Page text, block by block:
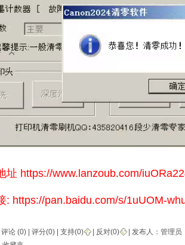
址 https://www.lanzoub.com/
: https://pan.baidu.com/s/1uUOM-
评论 (0) | 评分(0) | 支持(0) 反对(0) | 发布人： 管理员